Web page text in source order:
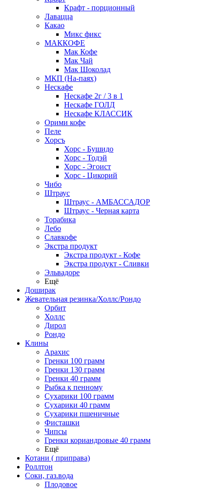
Крафт - порционный
Лавацца
Какао
Микс фикс
МАККОФЕ
Мак Кофе
Мак Чай
Мак Шоколад
МКП (На-паях)
Нескафе
Нескафе 2г / 3 в 1
Нескафе ГОЛД
Нескафе КЛАССИК
Орими кофе
Пеле
Хорсъ
Хорс - Бушидо
Хорс - Тодэй
Хорс - Эгоист
Хорс - Цикорий
Чибо
Штраус
Штраус - АМБАССАДОР
Штраус - Черная карта
Торабика
Лебо
Славкофе
Экстра продукт
Экстра продукт - Кофе
Экстра продукт - Сливки
Эльвадоре
Ещё
Доширак
Жевательная резинка/Холлс/Рондо
Орбит
Холлс
Дирол
Рондо
Клины
Арахис
Гренки 100 грамм
Гренки 130 грамм
Гренки 40 грамм
Рыбка к пенному
Сухарики 100 грамм
Сухарики 40 грамм
Сухарики пшеничные
Фисташки
Чипсы
Гренки кориандровые 40 грамм
Ещё
Котани ( приправа)
Роллтон
Соки, газ.вода
Плодовое